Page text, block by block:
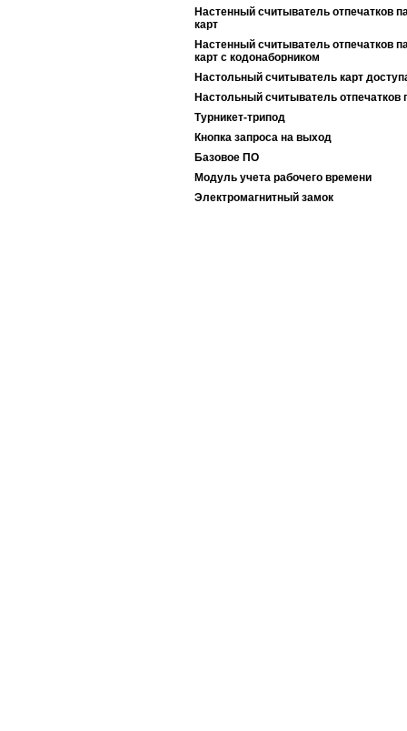
Настенный считыватель отпечатков
карт
Настенный считыватель отпечатков
карт c кодонаборником
Настольный считыватель карт
Настольный считыватель отпечатков
Турникет-трипод
Кнопка запроса на выход
Базовое ПО
Модуль учета рабочего времени
Электромагнитный замок